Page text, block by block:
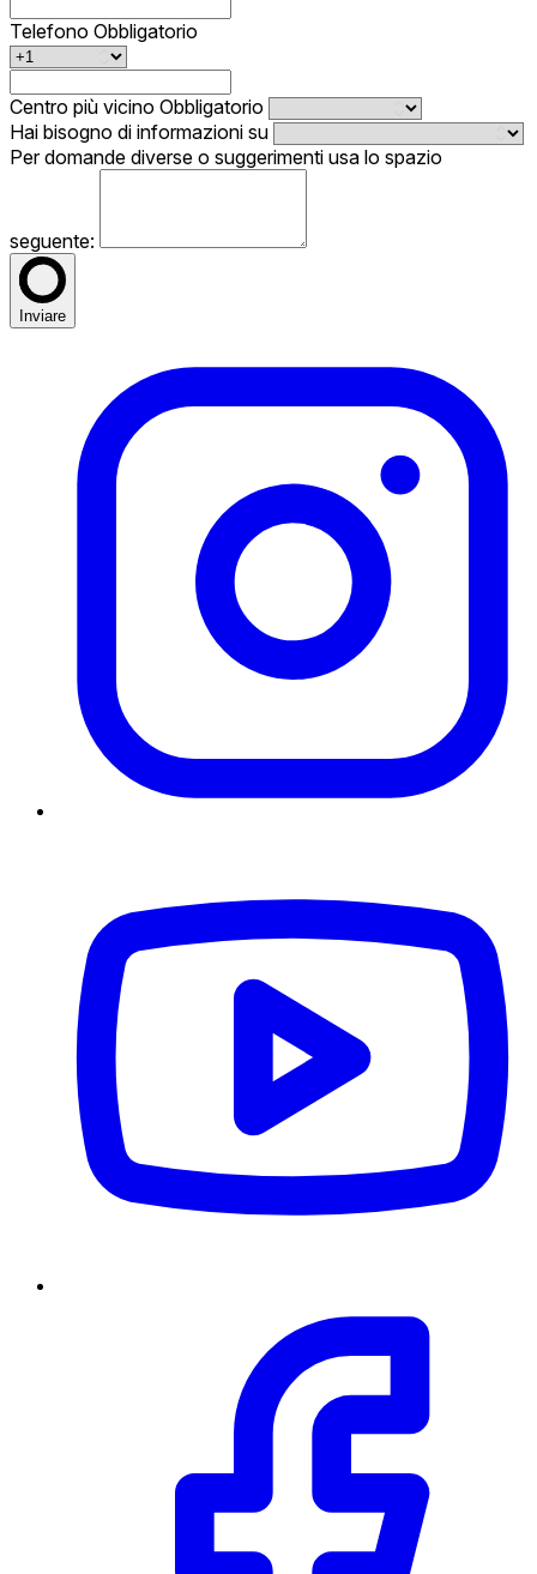
Telefono Obbligatorio
Centro più vicino Obbligatorio
Hai bisogno di informazioni su
Per domande diverse o suggerimenti usa lo spazio
seguente:
Inviare